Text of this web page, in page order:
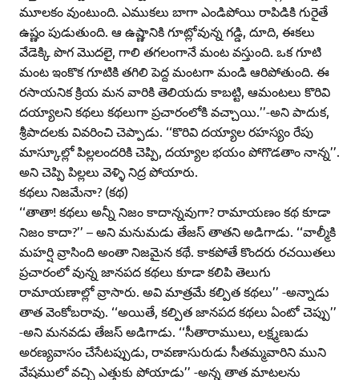
మూలకం వుంటుంది. ఎముకలు బాగా ఎండిపోయి రాపిడికి గురైతే
ఉష్ణం పుడుతుంది. ఆ ఉష్ణానికి గూట్లోవున్న గడ్డి, దూది, ఈకలు
వేడెక్కి పొగ మొదలై, గాలి తగలంగానే మంట వస్తుంది. ఒక గూటి
మంట ఇంకొక గూటికి తగిలి పెద్ద మంటగా మండి ఆరిపోతుంది. ఈ
రసాయనిక క్రియ మన వారికి తెలియదు కాబట్టి, ఆమంటలు కొరివి
దయ్యాలని కథలు కథలుగా ప్రచారంలోకి వచ్చాయి.’’-అని పాదుక,
శ్రీపాదలకు వివరించి చెప్పాడు. ‘‘కొరివి దయ్యాల రహస్యం రేపు
మాస్కూల్లో పిల్లలందరికి చెప్పి, దయ్యాల భయం పోగొడతాం నాన్న’’.
అని చెప్పి పిల్లలు వెళ్ళి నిద్ర పోయారు.
కథలు నిజమేనా? (కథ)
‘‘తాతా! కథలు అన్నీ నిజం కాదాన్నవుగా? రామాయణం కథ కూడా
నిజం కాదా?’’ – అని మనుమడు తేజస్‌ తాతని అడిగాడు. ‘‘వాల్మీకి
మహర్షి వ్రాసింది అంతా నిజమైన కథే. కాకపోతే కొందరు రచయితలు
ప్రచారంలో వున్న జానపద కథలు కూడా కలిపి తెలుగు
రామాయణాల్లో వ్రాసారు. అవి మాత్రమే కల్పిత కథలు’’ -అన్నాడు
తాత వెంకోబరావు. ‘‘అయితే, కల్పిత జానపద కథలు ఏంటో చెప్పు’’
-అని మనవడు తేజస్‌ అడిగాడు. ‘‘సీతారాములు, లక్ష్మణుడు
అరణ్యవాసం చేసేటప్పుడు, రావణాసురుడు సీతమ్మవారిని ముని
వేషములో వచ్చి ఎత్తుకు పోయాడు’’ -అన్న తాత మాటలను